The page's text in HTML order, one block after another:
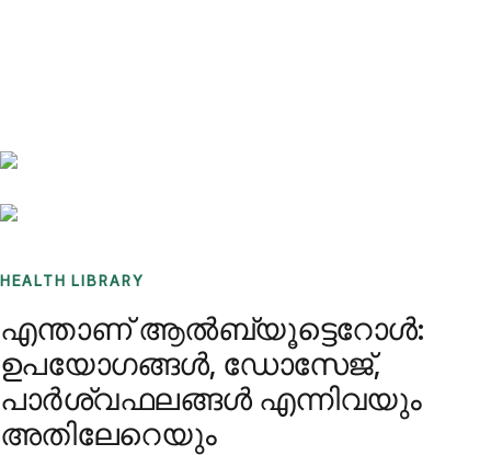
HEALTH LIBRARY
എന്താണ് ആൽബ്യൂട്ടെറോൾ:
ഉപയോഗങ്ങൾ, ഡോസേജ്,
പാർശ്വഫലങ്ങൾ എന്നിവയും
അതിലേറെയും